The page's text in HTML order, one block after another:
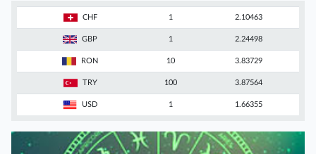
CHF 1 2.10463
GBP 1 2.24498
RON 10 3.83729
TRY 100 3.87564
USD 1 1.66355